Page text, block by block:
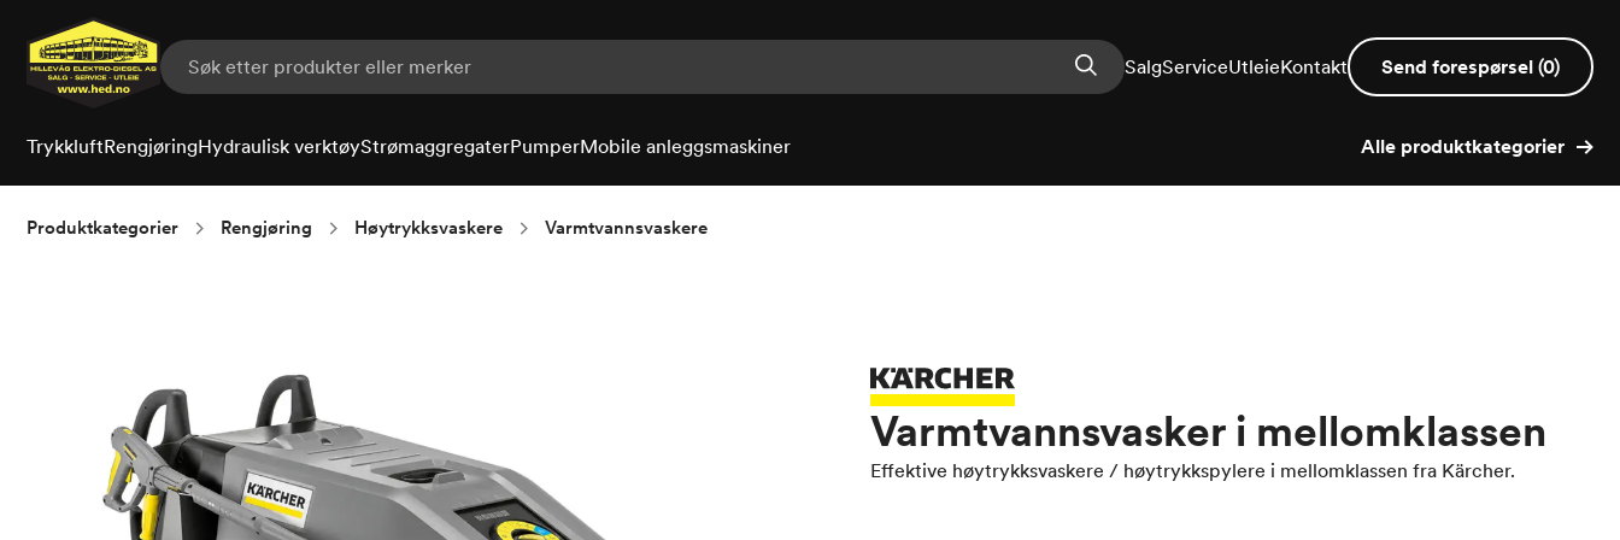
hovedinnhold
SalgServiceUtleieKontakt Send forespørsel (0)
TrykkluftRengjøringHydraulisk verktøyStrømaggregaterPumperMobile anleggsmaskiner Alle produktkategorier
Produktkategorier Rengjøring Høytrykksvaskere Varmtvannsvaskere
Varmtvannsvasker i mellomklassen
Effektive høytrykksvaskere / høytrykkspylere i mellomklassen fra Kärcher.